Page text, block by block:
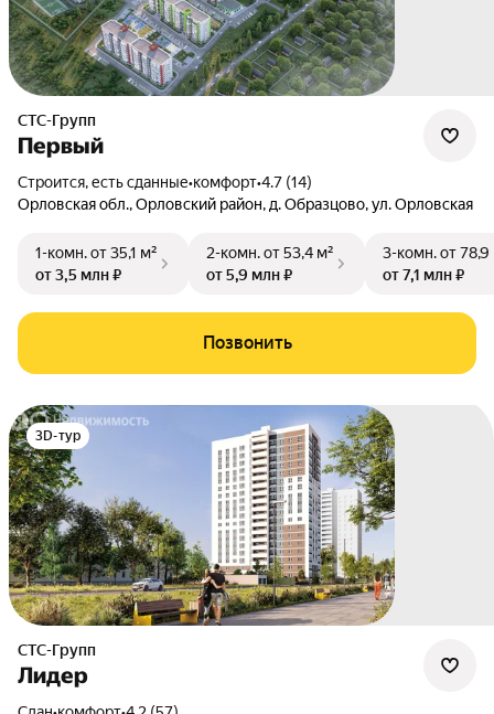
СТС-Групп
Первый
Строится, есть сданные•комфорт•4.7 (14)
Орловская обл.,Орловский район, д. Образцово,ул. Орловская
1-комн.от 35,1 м²
от 3,5 млн ₽
2-комн.от 53,4 м²
от 5,9 млн ₽
3-комн.от 78,9
от 7,1 млн ₽
Позвонить
3D-тур
СТС-Групп
Лидер